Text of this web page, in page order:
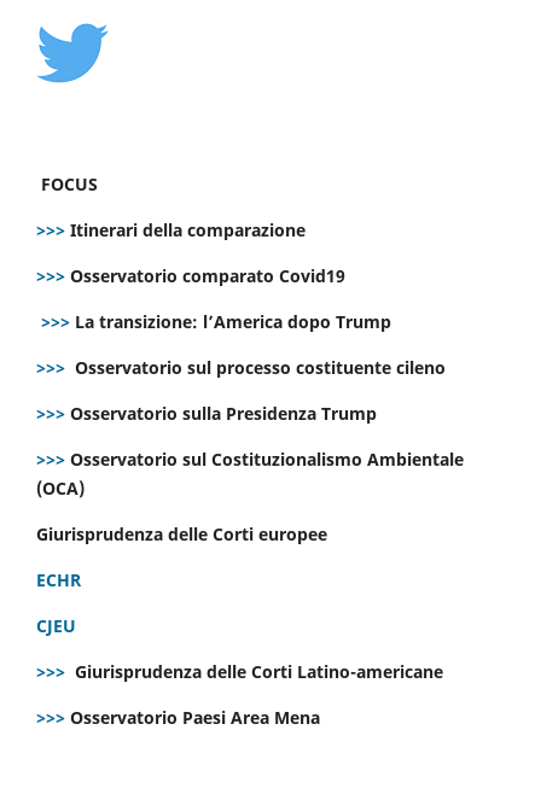
FOCUS
>>> Itinerari della comparazione
>>> Osservatorio comparato Covid19
>>> La transizione: l’America dopo Trump
>>> Osservatorio sul processo costituente cileno
>>> Osservatorio sulla Presidenza Trump
>>> Osservatorio sul Costituzionalismo Ambientale
(OCA)
Giurisprudenza delle Corti europee
ECHR
CJEU
>>> Giurisprudenza delle Corti Latino-americane
>>> Osservatorio Paesi Area Mena